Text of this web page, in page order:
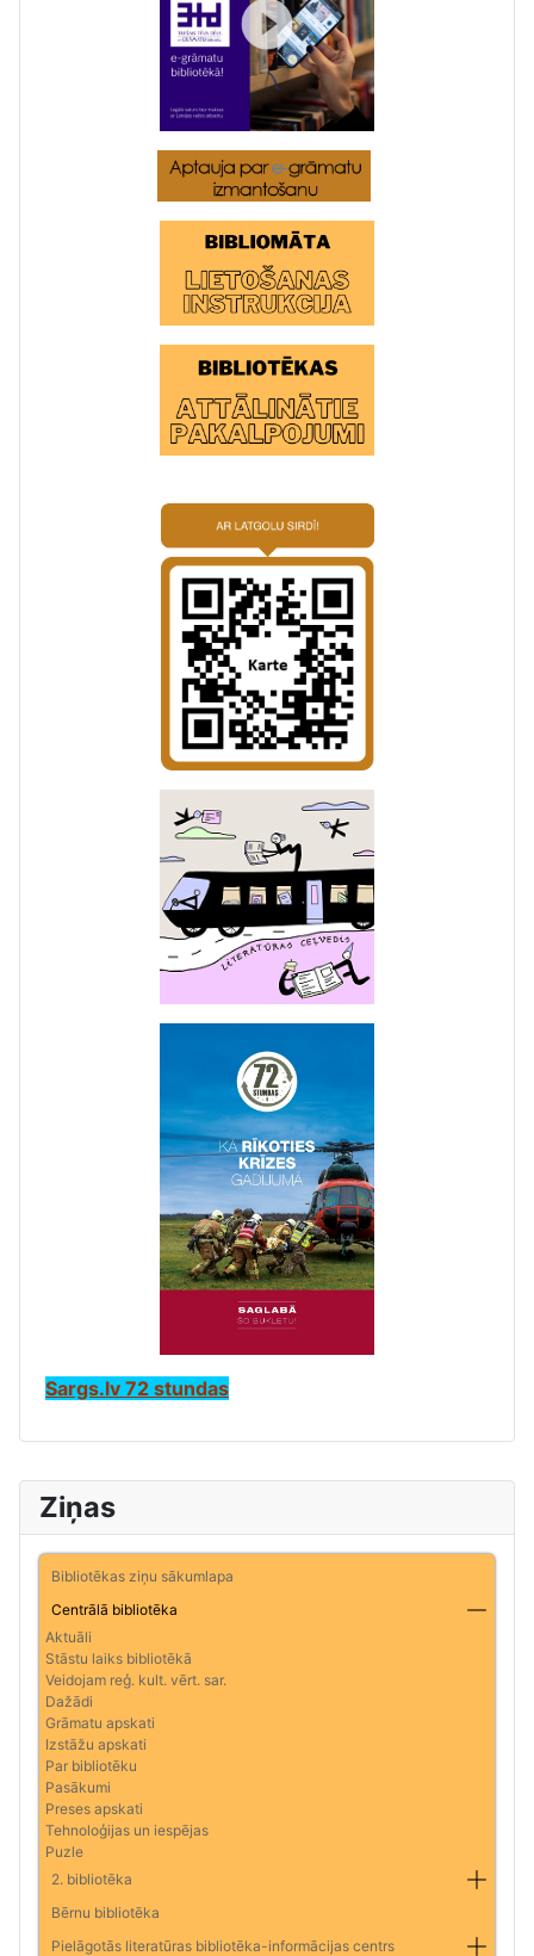
Ziņas
Bibliotēkas ziņu sākumlapa
Centrālā bibliotēka
Aktuāli
Stāstu laiks bibliotēkā
Veidojam reģ. kult. vērt. sar.
Dažādi
Grāmatu apskati
Izstāžu apskati
Par bibliotēku
Pasākumi
Preses apskati
Tehnoloģijas un iespējas
Puzle
2. bibliotēka
Bērnu bibliotēka
Pielāgotās literatūras bibliotēka-informācijas centrs
Sargs.lv 72 stundas